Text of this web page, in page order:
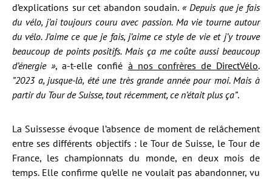
d’explications sur cet abandon soudain. « Depuis que je fais
du vélo, j’ai toujours couru avec passion. Ma vie tourne autour
du vélo. J’aime ce que je fais, j’aime ce style de vie et j’y trouve
beaucoup de points positifs. Mais ça me coûte aussi beaucoup
d’énergie », a-t-elle confié à nos confrères de DirectVélo.
”2023 a, jusque-là, été une très grande année pour moi. Mais à
partir du Tour de Suisse, tout récemment, ce n’était plus ça”.
La Suissesse évoque l’absence de moment de relâchement
entre ses différents objectifs : le Tour de Suisse, le Tour de
France, les championnats du monde, en deux mois de
temps. Elle confirme qu’elle ne voulait pas abandonner, vu